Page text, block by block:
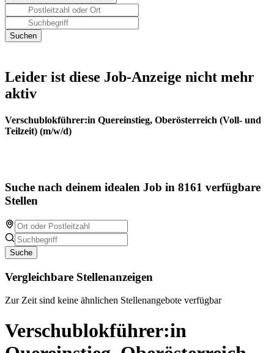
Leider ist diese Job-Anzeige nicht mehr
aktiv
Verschublokführer:in Quereinstieg, Oberösterreich (Voll- und
Teilzeit) (m/w/d)
Suche nach deinem idealen Job in 8161 verfügbare
Stellen
Suche
Vergleichbare Stellenanzeigen
Zur Zeit sind keine ähnlichen Stellenangebote verfügbar
Verschublokführer:in